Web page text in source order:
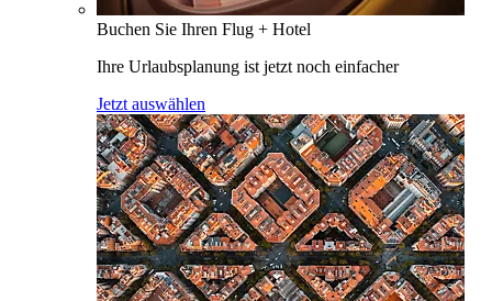
Buchen Sie Ihren Flug + Hotel
Ihre Urlaubsplanung ist jetzt noch einfacher
Jetzt auswählen